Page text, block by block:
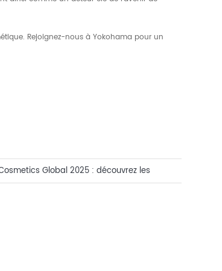
Rejoignez-nous à Yokohama pour un
Global 2025 : découvrez les